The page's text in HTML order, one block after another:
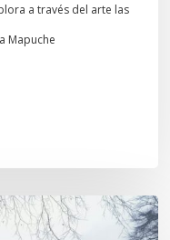
a través del arte las
Mapuche